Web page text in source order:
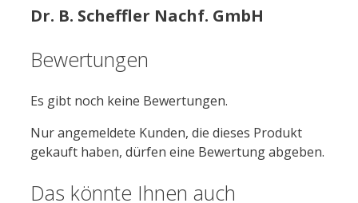
Dr. B. Scheffler Nachf. GmbH
Bewertungen
Es gibt noch keine Bewertungen.
Nur angemeldete Kunden, die dieses Produkt
gekauft haben, dürfen eine Bewertung abgeben.
Das könnte Ihnen auch